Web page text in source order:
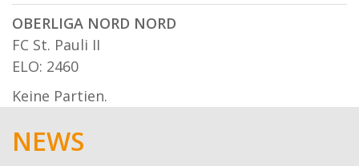
OBERLIGA NORD NORD
FC St. Pauli II
ELO: 2460
Keine Partien.
NEWS